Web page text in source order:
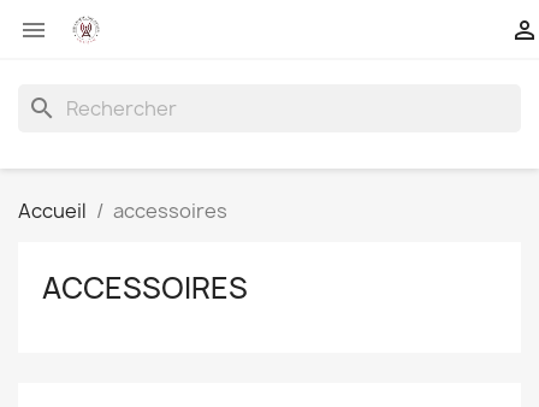
 
search
Accueil accessoires
ACCESSOIRES